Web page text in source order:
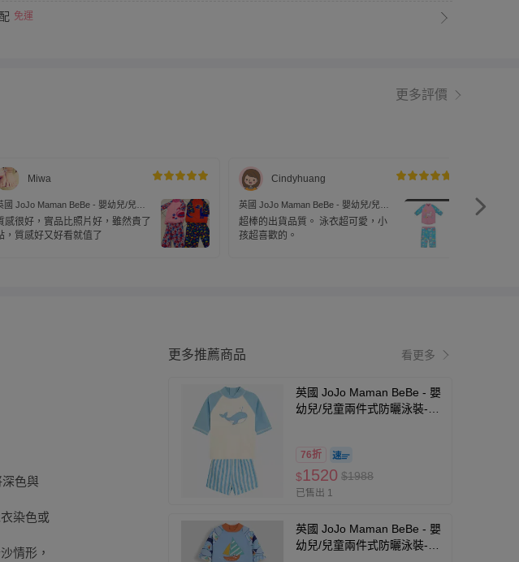
免運
更多評價
Miwa
國 JoJo Maman BeBe - 嬰幼兒/兒童
件式防曬泳裝-紅鶴
感很好，實品比照片好，雖然貴了
，質感好又好看就值了
Cindyhuang
英國 JoJo Maman BeBe - 嬰幼兒/兒童
兩件式防曬泳裝-童話世界
超棒的出貨品質。 泳衣超可愛，小
孩超喜歡的。
英國
色與
染色或
情形，
更多推薦商品 看更多
英國 JoJo Maman BeBe - 嬰
幼兒/兒童兩件式防曬泳裝-鯨
76折
$1520 $1988
已售出 1
英國 JoJo Maman BeBe - 嬰
幼兒/兒童兩件式防曬泳裝-帆